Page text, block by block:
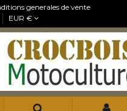
generales de vente
EUR €